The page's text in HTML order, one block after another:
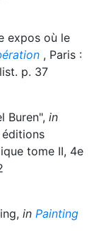
expos où le
, Paris :
p. 37
Buren", in
éditions
tome II, 4e
in Painting